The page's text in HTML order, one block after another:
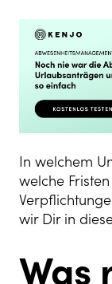
In welchem
welche
wir Dir in
Was